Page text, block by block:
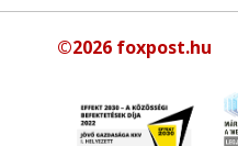
©2026 foxpost.hu